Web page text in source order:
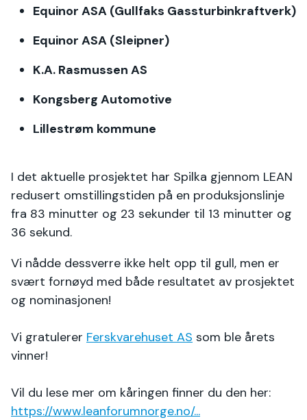
Equinor ASA (Gullfaks Gassturbinkraftverk)
Equinor ASA (Sleipner)
K.A. Rasmussen AS
Kongsberg Automotive
Lillestrøm kommune
I det aktuelle prosjektet har Spilka gjennom LEAN
redusert omstillingstiden på en produksjonslinje
fra 83 minutter og 23 sekunder til 13 minutter og
36 sekund.
Vi nådde dessverre ikke helt opp til gull, men er
svært fornøyd med både resultatet av prosjektet
og nominasjonen!
Vi gratulerer Ferskvarehuset AS som ble årets
vinner!
Vil du lese mer om kåringen finner du den her:
https://www.leanforumnorge.no/...